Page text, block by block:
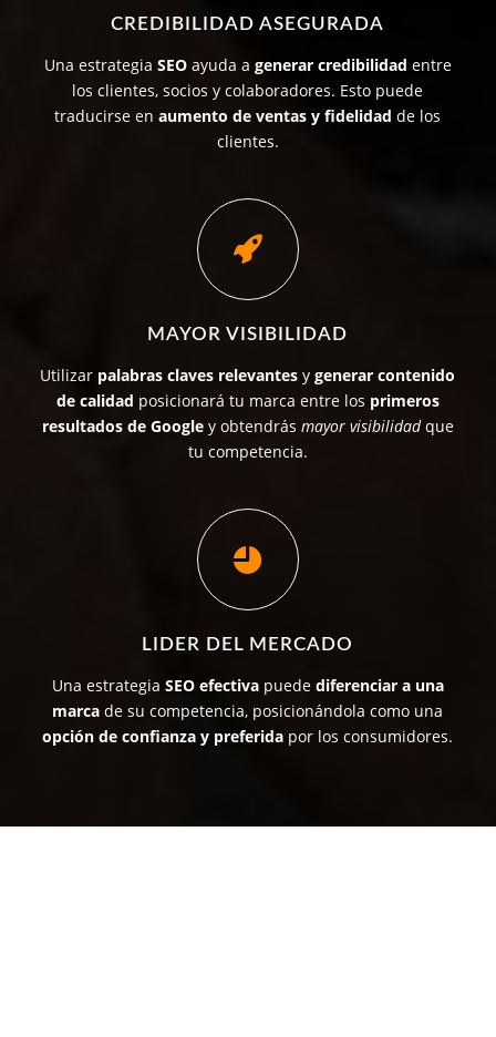
CREDIBILIDAD ASEGURADA
Una estrategia SEOayuda a generar credibilidad entre
los clientes, socios y colaboradores. Esto puede
traducirse enaumento de ventas y fidelidad de los
clientes.
MAYOR VISIBILIDAD
Utilizar palabras claves relevantes y generar contenido
de calidad posicionará tu marca entre los primeros
resultados de Googley obtendrás mayor visibilidadque
tu competencia.
LIDER DEL MERCADO
Una estrategia SEO efectivapuedediferenciar a una
marca de su competencia, posicionándola como una
opción de confianza y preferida por los consumidores.